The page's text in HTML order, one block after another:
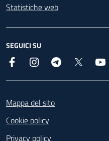
Statistiche web
SEGUICI SU
Facebook InstagramTelegram
Mappa del sito
Cookie policy
Privacy policy